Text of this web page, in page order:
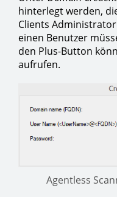
hinterlegt werden,
Clients
einen Benutzer
den Plus-Button
aufrufen.
Agentless